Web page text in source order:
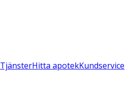
TjänsterHitta apotekKundservice